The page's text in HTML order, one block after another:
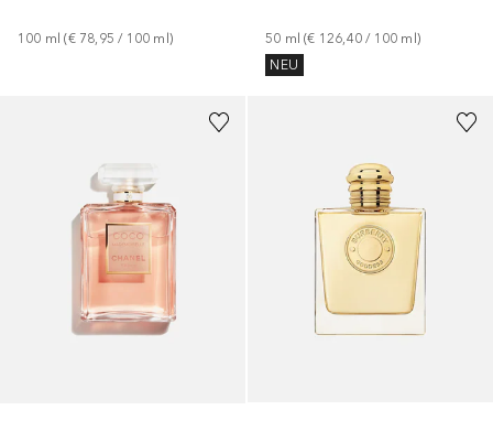
100 ml (€ 78,95 / 100 ml) 50 ml (€ 126,40 / 100 ml)
NEU